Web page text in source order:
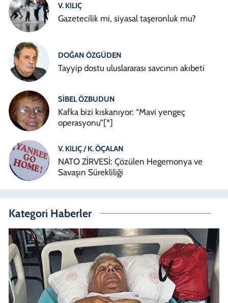
V. KILIÇ
Gazetecilik mi, siyasal taşeronluk mu?
DOĞAN ÖZGÜDEN
Tayyip dostu uluslararası savcının akıbeti
SIBEL ÖZBUDUN
Kafka bizi kıskanıyor: “Mavi yengeç
operasyonu”[*]
V. KILIÇ / K. ÖÇALAN
NATO ZİRVESİ: Çözülen Hegemonya ve
Savaşın Sürekliliği
Kategori Haberler